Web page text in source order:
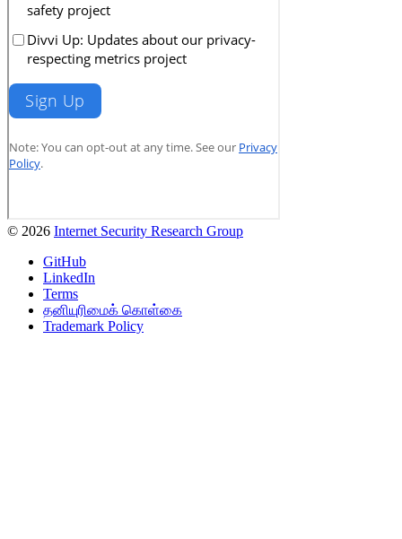
© 2026 Internet Security Research Group
GitHub
LinkedIn
Terms
தனியுரிமைக் கொள்கை
Trademark Policy